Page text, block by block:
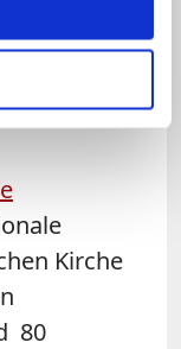
Stimme
Kirche
Kirche
80